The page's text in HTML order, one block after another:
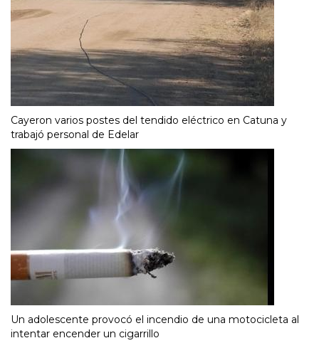
Cayeron varios postes del tendido eléctrico en Catuna y
trabajó personal de Edelar
Un adolescente provocó el incendio de una motocicleta al
intentar encender un cigarrillo